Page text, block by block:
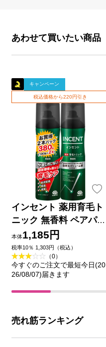
あわせて買いたい商品
キャンペーン
税込価格から220円引き
インセント 薬用育毛ト
ニック 無香料 ペアパッ
ク １９０ｇ×２本 アー
ス製薬 (医薬部外品)
本体1,185円
税率10％ 1,303円（税込）
（0）
今すぐのご注文で最短今日(20
26/08/07)届きます
売れ筋ランキング